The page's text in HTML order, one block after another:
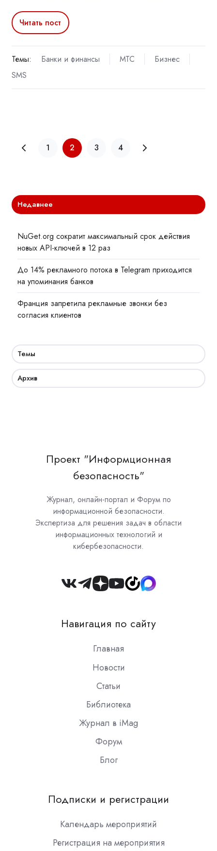
Читать пост
Темы: Банки и финансы МТС
Бизнес
SMS
1 2 3 4
Недавнее
NuGet.org сократит максимальный срок действия
новых API-ключей в 12 раз
До 14% рекламного потока в Telegram приходится
на упоминания банков
Франция запретила рекламные звонки без
согласия клиентов
Темы
Архив
Проект "Информционная
безопасность"
Журнал, онлайн-портал и Форум по
информационной безопасности.
Экспертиза для решения задач в области
информационных технологий и
кибербезопасности.
Join
Slack
Навигация по сайту
Главная
Новости
Статьи
Библиотека
Журнал в iMag
Форум
Блог
Подписки и регистрации
Календарь мероприятий
Регистрация на мероприятия